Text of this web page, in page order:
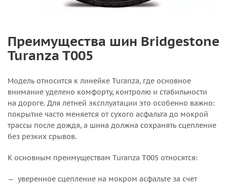
Преимущества шин Bridgestone
Turanza T005
Модель относится к линейке Turanza, где основное
внимание уделено комфорту, контролю и стабильности
на дороге. Для летней эксплуатации это особенно важно:
покрытие часто меняется от сухого асфальта до мокрой
трассы после дождя, а шина должна сохранять сцепление
без резких срывов.
К основным преимуществам Turanza T005 относятся:
уверенное сцепление на мокром асфальте за счет